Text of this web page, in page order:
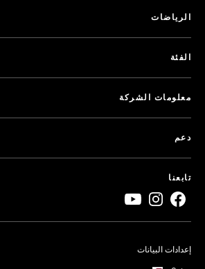
الرياضات
الفئة
معلومات الشركة
دعم
تابعنا
إعدادات البيانات